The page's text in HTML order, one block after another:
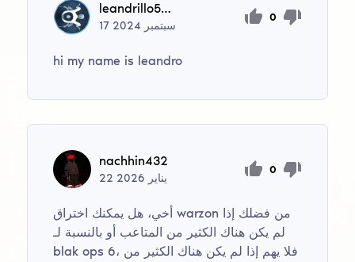
leandrillo5678
17 سبتمبر
0
hi my name is leandro
nachhin432
22 يناير
0
أخي، هل يمكنك اختراق warzon من فضلك إذا
لم يكن هناك الكثير من المتاعب أو بالنسبة لـ
blak ops 6، فلا يهم إذا لم يكن هناك الكثير من